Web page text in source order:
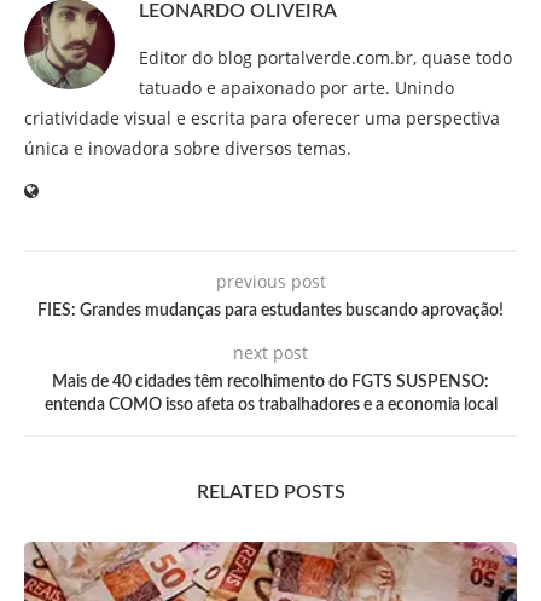
LEONARDO OLIVEIRA
Editor do blog portalverde.com.br, quase todo
tatuado e apaixonado por arte. Unindo
criatividade visual e escrita para oferecer uma perspectiva
única e inovadora sobre diversos temas.
previous post
FIES: Grandes mudanças para estudantes buscando aprovação!
next post
Mais de 40 cidades têm recolhimento do FGTS SUSPENSO:
entenda COMO isso afeta os trabalhadores e a economia local
RELATED POSTS